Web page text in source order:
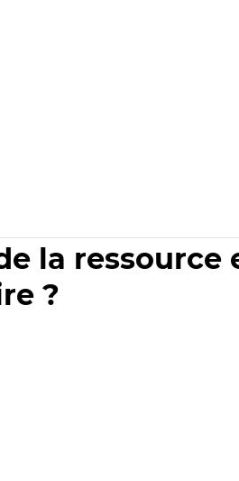
la ressource
?